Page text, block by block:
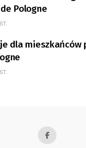
Pologne
dla mieszkańców